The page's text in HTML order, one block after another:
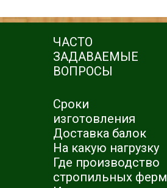
ЧАСТО
ЗАДАВАЕМЫЕ
ВОПРОСЫ
Сроки
изготовления
Доставка балок
На какую нагрузку
Где производство
стропильных ферм